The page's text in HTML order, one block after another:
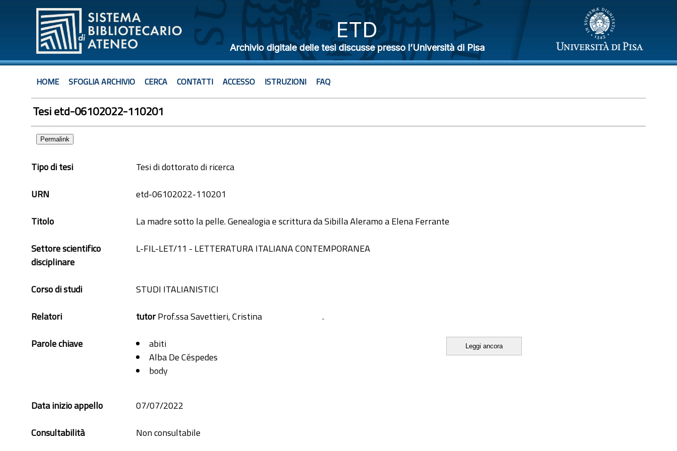
ETD
Archivio digitale delle tesi discusse presso l’Università di Pisa
HOME SFOGLIA ARCHIVIO CERCA CONTATTI ACCESSO ISTRUZIONI FAQ
Tesi etd-06102022-110201
Permalink
Tipo di tesi
Tesi di dottorato di ricerca
URN
etd-06102022-110201
Titolo
La madre sotto la pelle. Genealogia e scrittura da Sibilla Aleramo a Elena Ferrante
Settore scientifico
disciplinare
L-FIL-LET/11 - LETTERATURA ITALIANA CONTEMPORANEA
Corso di studi
STUDI ITALIANISTICI
Relatori
.
tutorProf.ssa Savettieri, Cristina
Parole chiave
abiti
Alba De Céspedes
body
daughter
Elsa Morante
Leggi ancora
Data inizio appello
07/07/2022
Consultabilità
Non consultabile